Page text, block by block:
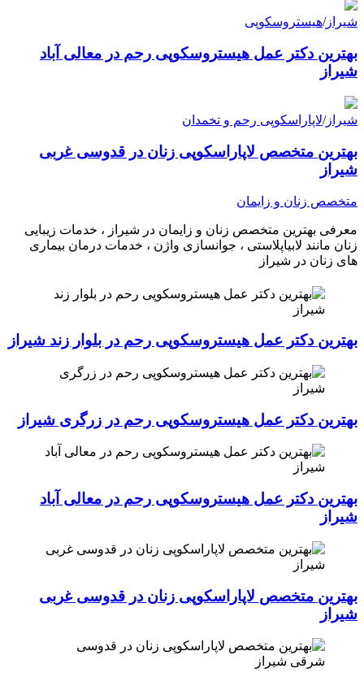
شیراز/هیستروسکوپی
بهترین دکتر عمل هیستروسکوپی رحم در معالی آباد
شیراز
شیراز/لاپاراسکوپی رحم و تخمدان
بهترین متخصص لاپاراسکوپی زنان در قدوسی غربی
شیراز
متخصص زنان و زایمان
معرفی بهترین متخصص زنان و زایمان در شیراز ، خدمات زیبایی
زنان مانند لابیاپلاستی ، جوانسازی واژن ، خدمات درمان بیماری
های زنان در شیراز
بهترین دکتر عمل هیستروسکوپی رحم در بلوار زند شیراز
بهترین دکتر عمل هیستروسکوپی رحم در زرگری شیراز
بهترین دکتر عمل هیستروسکوپی رحم در معالی آباد
شیراز
بهترین متخصص لاپاراسکوپی زنان در قدوسی غربی
شیراز